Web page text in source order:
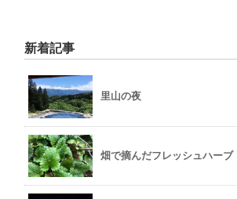
新着記事
里山の夜
畑で摘んだフレッシュハーブ